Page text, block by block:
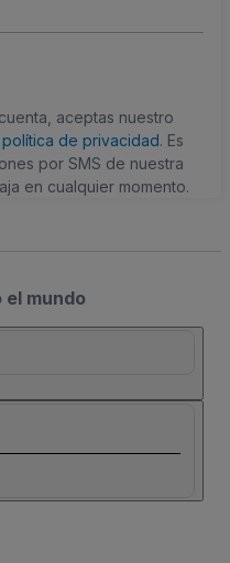
aceptas nuestro
política de privacidad. Es
por SMS de nuestra
en cualquier momento.
mundo